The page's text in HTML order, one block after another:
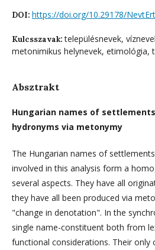
DOI: https://doi.org/10.29178/
Kulcsszavak:településnevek,
metonimikus helynevek, etimológia,
Absztrakt
Hungarian names of
hydronyms via metonymy
The Hungarian names of
involved in this analysis form a
several aspects. They have all
they have all been produced via
"change in denotation". In the
single name-constituent both from
functional considerations. Their